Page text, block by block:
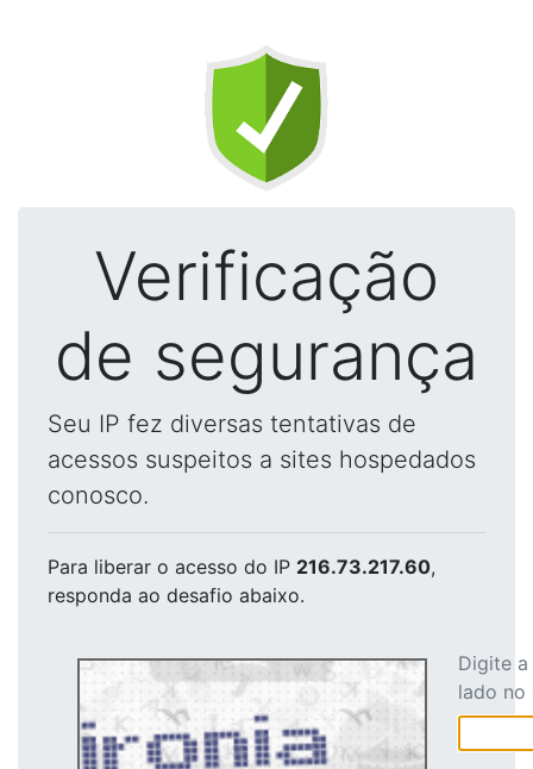
Verificação
de segurança
Seu IP fez diversas tentativas de
acessos suspeitos a sites hospedados
conosco.
Para liberar o acesso do IP 216.73.217.60,
responda ao desafio abaixo.
Digite
lado no